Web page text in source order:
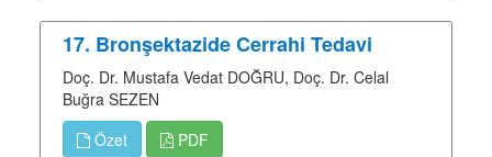
17. Bronşektazide Cerrahi Tedavi
Doç. Dr. Mustafa Vedat DOĞRU, Doç. Dr. Celal
Buğra SEZEN
Özet
PDF